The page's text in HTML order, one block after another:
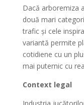
Dacă arboremiza
două mari
trafic și cele
variantă permite
cotidiene cu un
mai puternic cu
Context legal